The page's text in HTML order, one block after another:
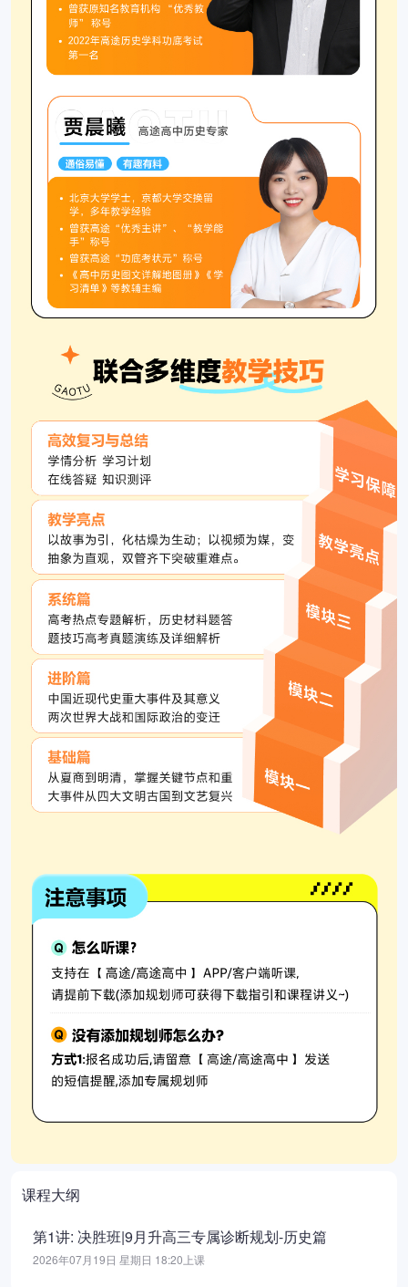
课程大纲
第1讲: 决胜班|9月升高三专属诊断规划-历史篇
2026年07月19日 星期日 18:20上课